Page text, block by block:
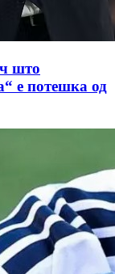
што
е потешка од